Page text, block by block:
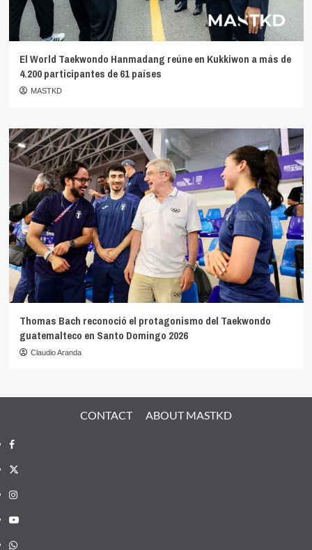
El World Taekwondo Hanmadang reúne en Kukkiwon a más de
4.200 participantes de 61 países
MASTKD
Thomas Bach reconoció el protagonismo del Taekwondo
guatemalteco en Santo Domingo 2026
Claudio Aranda
CONTACT ABOUT MASTKD
Facebook
X
Instagram
YouTube
Whatsapp